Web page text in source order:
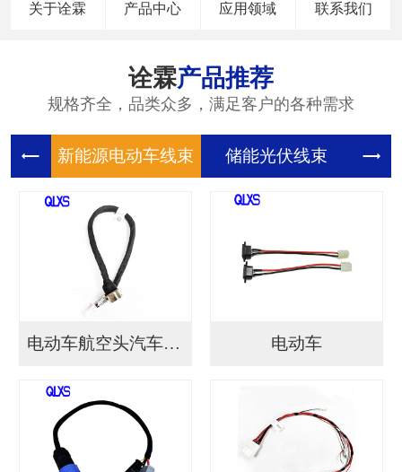
关于诠霖 产品中心 应用领域 联系我们
诠霖产品推荐
规格齐全，品类众多，满足客户的各种需求
新能源电 储能光伏
电动车航空头汽车连接... 电动车